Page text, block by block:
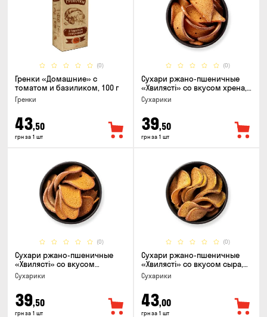
(0)
Гренки «Домашние» с
томатом и базиликом, 100 г
Гренки
43,50
грн за 1 шт
(0)
Сухари ржано-пшеничные
«Хвилясті» со вкусом хрена,
75г
Сухарики
39,50
грн за 1 шт
(0)
Сухари ржано-пшеничные
«Хвилясті» со вкусом
чеснока, 75г
Сухарики
39,50
грн за 1 шт
(0)
Сухари ржано-пшеничные
«Хвилясті» со вкусом сыра,
75г
Сухарики
43,00
грн за 1 шт